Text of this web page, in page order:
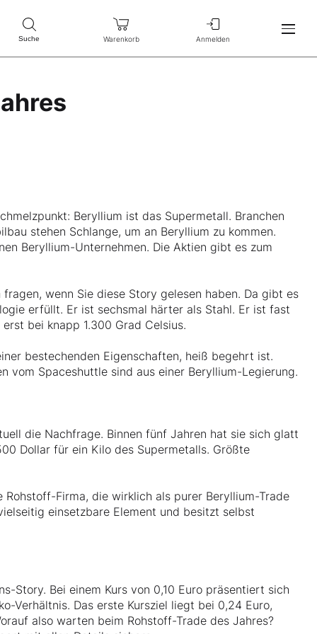
Suche Warenkorb Anmelden
Beryllium ist das Supermetall. Branchen
stehen Schlange, um an Beryllium zu kommen.
Beryllium-Unternehmen. Die Aktien gibt es zum
wenn Sie diese Story gelesen haben. Da gibt es
erfüllt. Er ist sechsmal härter als Stahl. Er ist fast
bei knapp 1.300 Grad Celsius.
bestechenden Eigenschaften, heiß begehrt ist.
vom Spaceshuttle sind aus einer Beryllium-Legierung.
die Nachfrage. Binnen fünf Jahren hat sie sich glatt
Dollar für ein Kilo des Supermetalls. Größte
Firma, die wirklich als purer Beryllium-Trade
einsetzbare Element und besitzt selbst
Story. Bei einem Kurs von 0,10 Euro präsentiert sich
Verhältnis. Das erste Kursziel liegt bei 0,24 Euro,
also warten beim Rohstoff-Trade des Jahres?